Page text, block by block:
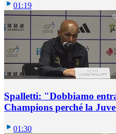
01:19
Spalletti: "Dobbiamo
Champions perché la
01:30